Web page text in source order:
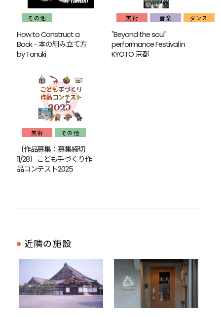
その他
How to Construct a
Book - 本の組み立て方
by Tanuki
美術 音楽 ダンス
"Beyond the soul"
performance Festival in
KYOTO 京都
美術 その他
〔作品募集：募集締切
11/28〕こども手づくり作
品コンテスト2025
近隣の施設